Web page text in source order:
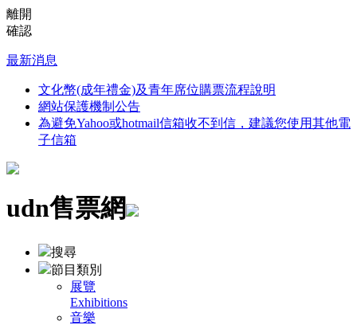
離開
確認
最新消息
文化幣(成年禮金)及青年席位購票流程說明
網站保護機制公告
為避免Yahoo或hotmail信箱收不到信，建議您使用其他電
子信箱
udn售票網
搜尋
節目類別
展覽
Exhibitions
音樂